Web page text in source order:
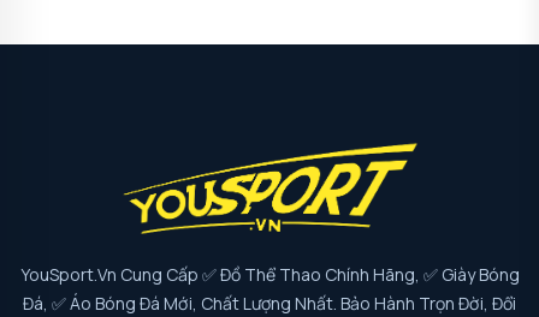
YouSport.vn Cung Cấp ✅ Đồ Thể Thao Chính Hãng, ✅ Giày Bóng
Đá, ✅ Áo Bóng Đá Mới, Chất Lượng Nhất. Bảo Hành Trọn Đời, Đổi